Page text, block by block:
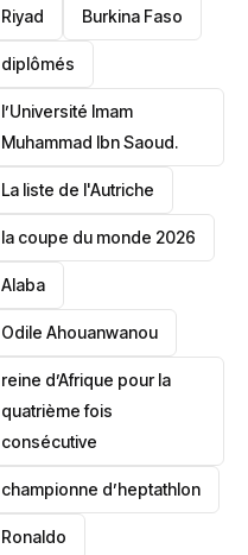
Riyad Burkina Faso
diplômés
l’Université Imam
Muhammad Ibn Saoud.
‎La liste de l'Autriche
la coupe du monde 2026
Alaba
Odile Ahouanwanou
reine d’Afrique pour la
quatrième fois
consécutive
championne d’heptathlon
Ronaldo